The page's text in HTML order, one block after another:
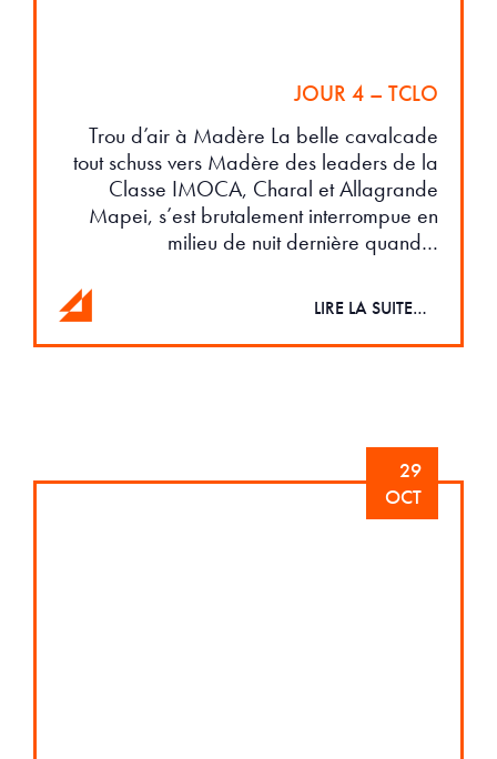
JOUR 4 – TCLO
Trou d’air à Madère La belle cavalcade
tout schuss vers Madère des leaders de la
Classe IMOCA, Charal et Allagrande
Mapei, s’est brutalement interrompue en
milieu de nuit dernière quand…
LIRE LA SUITE…
29
OCT